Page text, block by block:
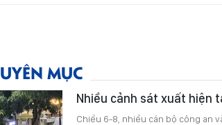
MỤC
Nhiều cảnh sát xuất hiện
Chiều 6-8, nhiều cán bộ công an